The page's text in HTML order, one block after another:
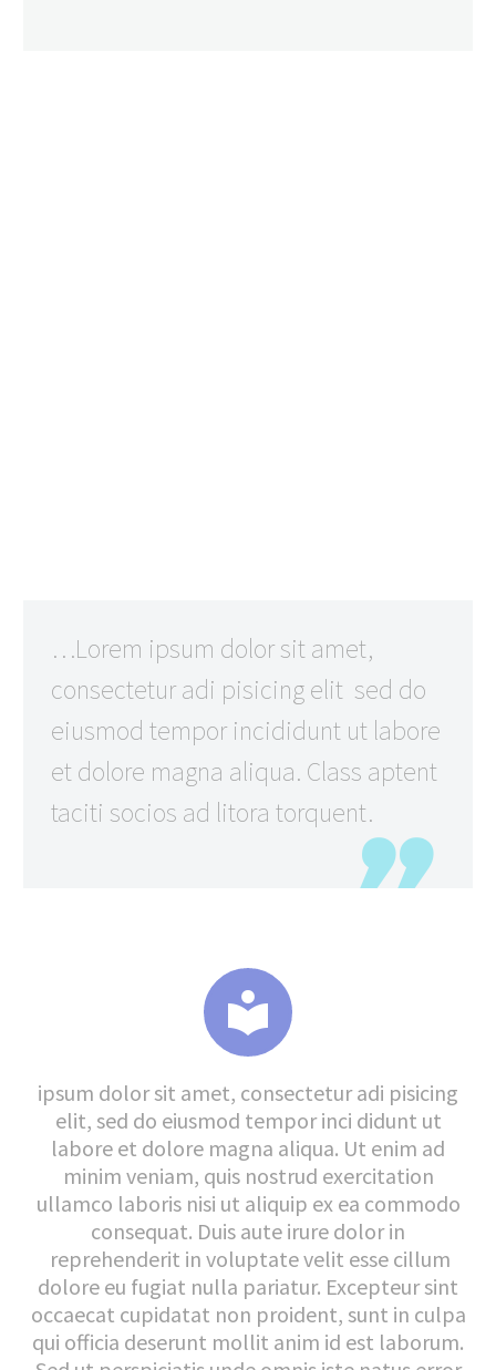
…Lorem ipsum dolor sit amet,
consectetur adi pisicing elit sed do
eiusmod tempor incididunt ut labore
et dolore magna aliqua. Class aptent
taciti socios ad litora torquent.


ipsum dolor sit amet, consectetur adi pisicing
elit, sed do eiusmod tempor inci didunt ut
labore et dolore magna aliqua. Ut enim ad
minim veniam, quis nostrud exercitation
ullamco laboris nisi ut aliquip ex ea commodo
consequat. Duis aute irure dolor in
reprehenderit in voluptate velit esse cillum
dolore eu fugiat nulla pariatur. Excepteur sint
occaecat cupidatat non proident, sunt in culpa
qui officia deserunt mollit anim id est laborum.